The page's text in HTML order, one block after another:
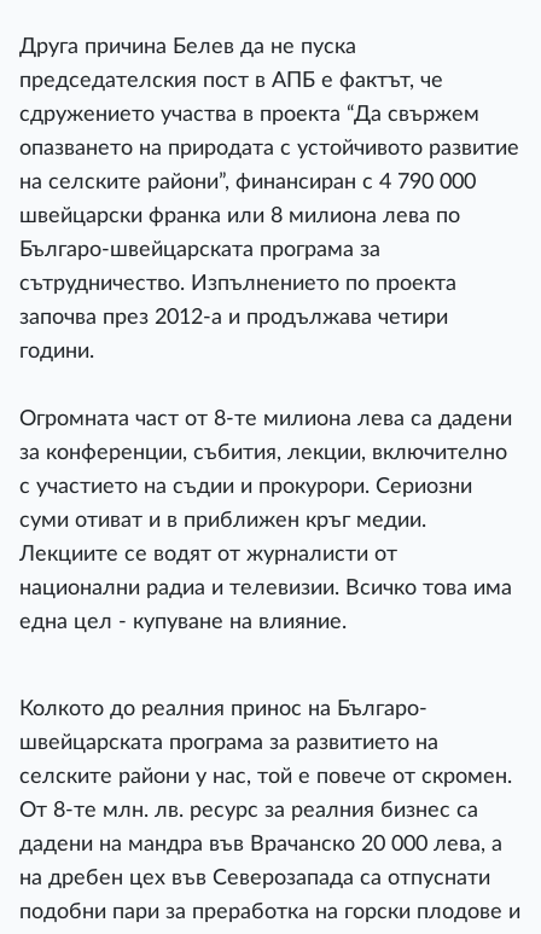
Друга причина Белев да не пуска
председателския пост в АПБ е фактът, че
сдружението участва в проекта “Да свържем
опазването на природата с устойчивото развитие
на селските райони”, финансиран с 4 790 000
швейцарски франка или 8 милиона лева по
Българо-швейцарската програма за
сътрудничество. Изпълнението по проекта
започва през 2012-а и продължава четири
години.
Огромната част от 8-те милиона лева са дадени
за конференции, събития, лекции, включително
с участието на съдии и прокурори. Сериозни
суми отиват и в приближен кръг медии.
Лекциите се водят от журналисти от
национални радиа и телевизии. Всичко това има
една цел - купуване на влияние.
Колкото до реалния принос на Българо-
швейцарската програма за развитието на
селските райони у нас, той е повече от скромен.
От 8-те млн. лв. ресурс за реалния бизнес са
дадени на мандра във Врачанско 20 000 лева, а
на дребен цех във Северозапада са отпуснати
подобни пари за преработка на горски плодове и